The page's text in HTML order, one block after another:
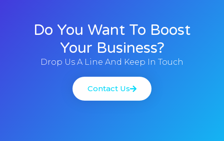
Do You Want To Boost
Your Business?
Drop Us A Line And Keep In Touch
Contact Us